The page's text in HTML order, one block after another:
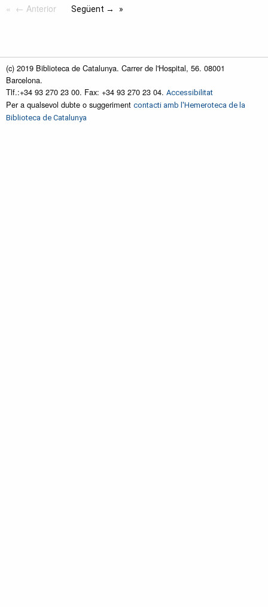
← Anterior Següent →
(c) 2019 Biblioteca de Catalunya. Carrer de l'Hospital, 56. 08001
Barcelona.
Tlf.:+34 93 270 23 00. Fax: +34 93 270 23 04. Accessibilitat
Per a qualsevol dubte o suggeriment contacti amb l'Hemeroteca de la
Biblioteca de Catalunya